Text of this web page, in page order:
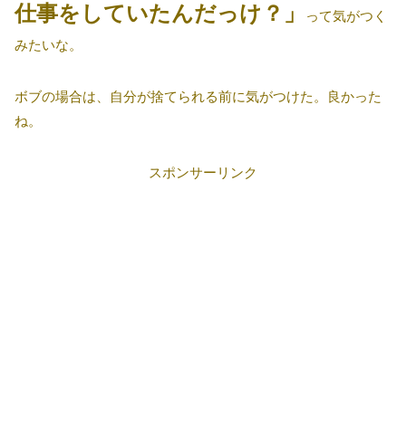
仕事をしていたんだっけ？」
って気がつく
みたいな。
ボブの場合は、自分が捨てられる前に気がつけた。良かった
ね。
スポンサーリンク